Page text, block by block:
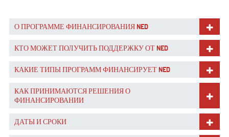
О ПРОГРАММЕ ФИНАНСИРОВАНИЯ NED
КТО МОЖЕТ ПОЛУЧИТЬ ПОДДЕРЖКУ ОТ NED
КАКИЕ ТИПЫ ПРОГРАММ ФИНАНСИРУЕТ NED
КАК ПРИНИМАЮТСЯ РЕШЕНИЯ О
ФИНАНСИРОВАНИИ
ДАТЫ И СРОКИ